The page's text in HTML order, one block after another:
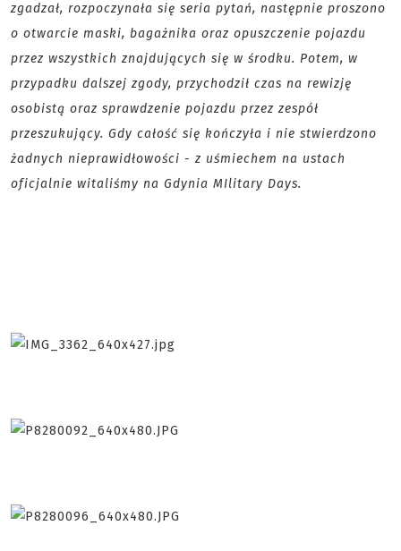
zgadzał, rozpoczynała się seria pytań, następnie proszono
o otwarcie maski, bagażnika oraz opuszczenie pojazdu
przez wszystkich znajdujących się w środku. Potem, w
przypadku dalszej zgody, przychodził czas na rewizję
osobistą oraz sprawdzenie pojazdu przez zespół
przeszukujący. Gdy całość się kończyła i nie stwierdzono
żadnych nieprawidłowości - z uśmiechem na ustach
oficjalnie witaliśmy na Gdynia MIlitary Days.